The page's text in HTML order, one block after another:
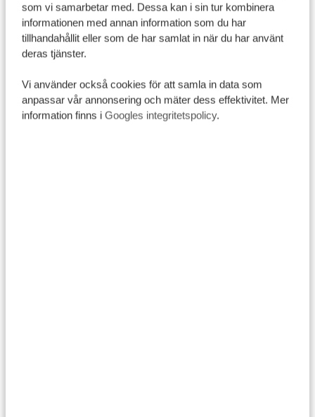
som vi samarbetar med. Dessa kan i sin tur kombinera
informationen med annan information som du har
tillhandahållit eller som de har samlat in när du har använt
deras tjänster.
Vi använder också cookies för att samla in data som
anpassar vår annonsering och mäter dess effektivitet. Mer
information finns i Googles integritetspolicy.
Våra bästa tips inför din första safari